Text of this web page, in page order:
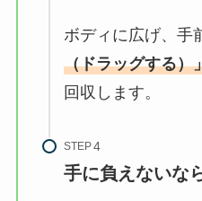
ボディに広げ、手
（ドラッグする）
回収します。
STEP
手に負えないな